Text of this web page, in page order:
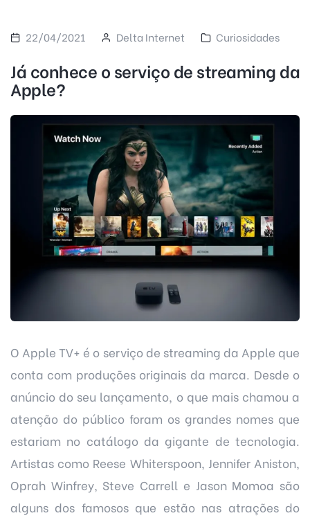
22/04/2021 Delta Internet Curiosidades
Já conhece o serviço de streaming da
Apple?
O Apple TV+ é o serviço de streaming da Apple que
conta com produções originais da marca. Desde o
anúncio do seu lançamento, o que mais chamou a
atenção do público foram os grandes nomes que
estariam no catálogo da gigante de tecnologia.
Artistas como Reese Whiterspoon, Jennifer Aniston,
Oprah Winfrey, Steve Carrell e Jason Momoa são
alguns dos famosos que estão nas atrações do